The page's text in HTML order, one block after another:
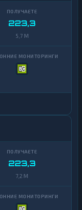
223,3
5,7 M
223,3
7,2 M